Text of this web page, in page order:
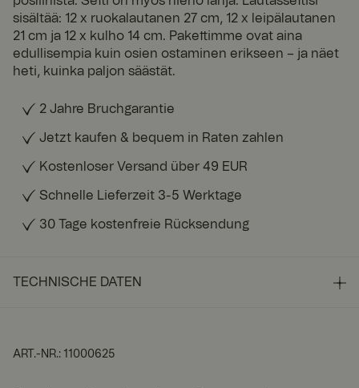
sisältää: 12 x ruokalautanen 27 cm, 12 x leipälautanen
21 cm ja 12 x kulho 14 cm. Pakettimme ovat aina
edullisempia kuin osien ostaminen erikseen – ja näet
heti, kuinka paljon säästät.
2 Jahre Bruchgarantie
Jetzt kaufen & bequem in Raten zahlen
Kostenloser Versand über 49 EUR
Schnelle Lieferzeit 3-5 Werktage
30 Tage kostenfreie Rücksendung
TECHNISCHE DATEN
ART.-NR.: 11000625